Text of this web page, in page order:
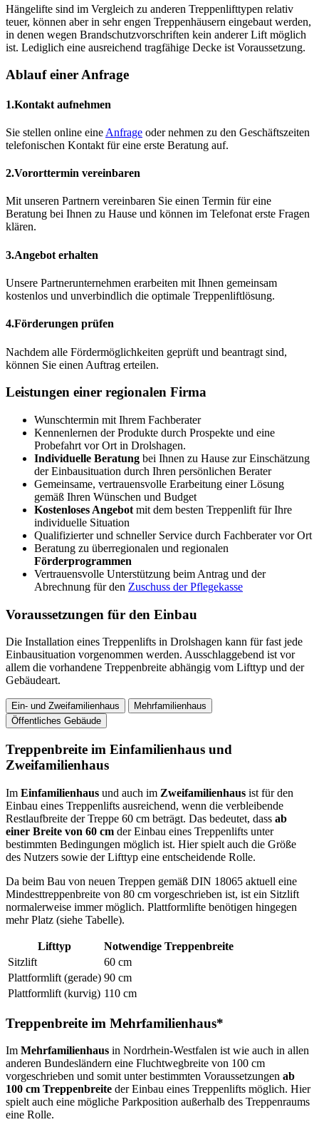
Hängelifte sind im Vergleich zu anderen Treppenlifttypen relativ
teuer, können aber in sehr engen Treppenhäusern eingebaut werden,
in denen wegen Brandschutzvorschriften kein anderer Lift möglich
ist. Lediglich eine ausreichend tragfähige Decke ist Voraussetzung.
Ablauf einer Anfrage
1.Kontakt aufnehmen
Sie stellen online eine Anfrage oder nehmen zu den Geschäftszeiten
telefonischen Kontakt für eine erste Beratung auf.
2.Vororttermin vereinbaren
Mit unseren Partnern vereinbaren Sie einen Termin für eine
Beratung bei Ihnen zu Hause und können im Telefonat erste Fragen
klären.
3.Angebot erhalten
Unsere Partnerunternehmen erarbeiten mit Ihnen gemeinsam
kostenlos und unverbindlich die optimale Treppenliftlösung.
4.Förderungen prüfen
Nachdem alle Fördermöglichkeiten geprüft und beantragt sind,
können Sie einen Auftrag erteilen.
Leistungen einer regionalen Firma
Wunschtermin mit Ihrem Fachberater
Kennenlernen der Produkte durch Prospekte und eine
Probefahrt vor Ort in Drolshagen.
Individuelle Beratung bei Ihnen zu Hause zur Einschätzung
der Einbausituation durch Ihren persönlichen Berater
Gemeinsame, vertrauensvolle Erarbeitung einer Lösung
gemäß Ihren Wünschen und Budget
Kostenloses Angebot mit dem besten Treppenlift für Ihre
individuelle Situation
Qualifizierter und schneller Service durch Fachberater vor Ort
Beratung zu überregionalen und regionalen
Förderprogrammen
Vertrauensvolle Unterstützung beim Antrag und der
Abrechnung für den Zuschuss der Pflegekasse
Voraussetzungen für den Einbau
Die Installation eines Treppenlifts in Drolshagen kann für fast jede
Einbausituation vorgenommen werden. Ausschlaggebend ist vor
allem die vorhandene Treppenbreite abhängig vom Lifttyp und der
Gebäudeart.
Ein- und Zweifamilienhaus
Mehrfamilienhaus
Öffentliches Gebäude
Treppenbreite im Einfamilienhaus und
Zweifamilienhaus
Im Einfamilienhaus und auch im Zweifamilienhaus ist für den
Einbau eines Treppenlifts ausreichend, wenn die verbleibende
Restlaufbreite der Treppe 60 cm beträgt. Das bedeutet, dass ab
einer Breite von 60 cm der Einbau eines Treppenlifts unter
bestimmten Bedingungen möglich ist. Hier spielt auch die Größe
des Nutzers sowie der Lifttyp eine entscheidende Rolle.
Da beim Bau von neuen Treppen gemäß DIN 18065 aktuell eine
Mindesttreppenbreite von 80 cm vorgeschrieben ist, ist ein Sitzlift
normalerweise immer möglich. Plattformlifte benötigen hingegen
mehr Platz (siehe Tabelle).
Lifttyp
Notwendige Treppenbreite
Sitzlift
60 cm
Plattformlift (gerade) 90 cm
Plattformlift (kurvig) 110 cm
Treppenbreite im Mehrfamilienhaus*
Im Mehrfamilienhaus in Nordrhein-Westfalen ist wie auch in allen
anderen Bundesländern eine Fluchtwegbreite von 100 cm
vorgeschrieben und somit unter bestimmten Voraussetzungen ab
100 cm Treppenbreite der Einbau eines Treppenlifts möglich. Hier
spielt auch eine mögliche Parkposition außerhalb des Treppenraums
eine Rolle.